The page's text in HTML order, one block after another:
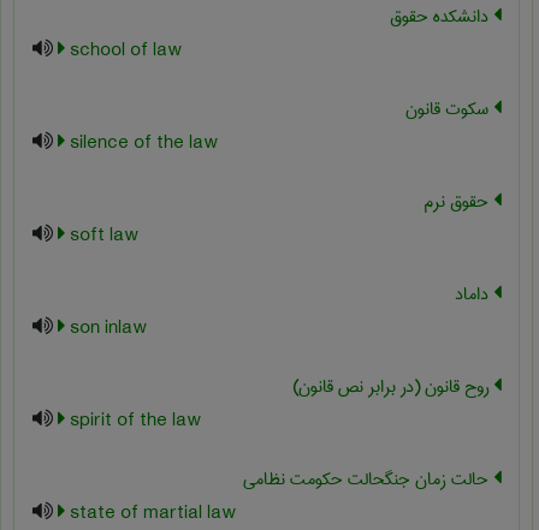
دانشکده حقوق
school of law
سکوت قانون
silence of the law
حقوق نرم
soft law
داماد
son inlaw
روح قانون (در برابر نص قانون)
spirit of the law
حالت زمان جنگحالت حکومت نظامی
state of martial law